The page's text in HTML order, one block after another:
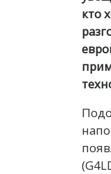
кто
П